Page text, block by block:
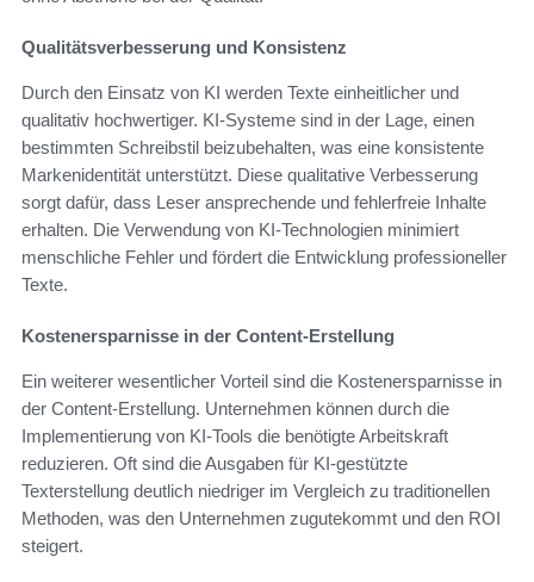
Qualitätsverbesserung und Konsistenz
Durch den Einsatz von KI werden Texte einheitlicher und
qualitativ hochwertiger. KI-Systeme sind in der Lage, einen
bestimmten Schreibstil beizubehalten, was eine konsistente
Markenidentität unterstützt. Diese qualitative Verbesserung
sorgt dafür, dass Leser ansprechende und fehlerfreie Inhalte
erhalten. Die Verwendung von KI-Technologien minimiert
menschliche Fehler und fördert die Entwicklung professioneller
Texte.
Kostenersparnisse in der Content-Erstellung
Ein weiterer wesentlicher Vorteil sind die Kostenersparnisse in
der Content-Erstellung. Unternehmen können durch die
Implementierung von KI-Tools die benötigte Arbeitskraft
reduzieren. Oft sind die Ausgaben für KI-gestützte
Texterstellung deutlich niedriger im Vergleich zu traditionellen
Methoden, was den Unternehmen zugutekommt und den ROI
steigert.